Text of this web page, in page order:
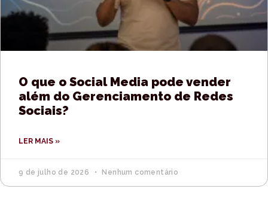
O que o Social Media pode vender
além do Gerenciamento de Redes
Sociais?
LER MAIS »
9 de julho de 2026 Nenhum comentário